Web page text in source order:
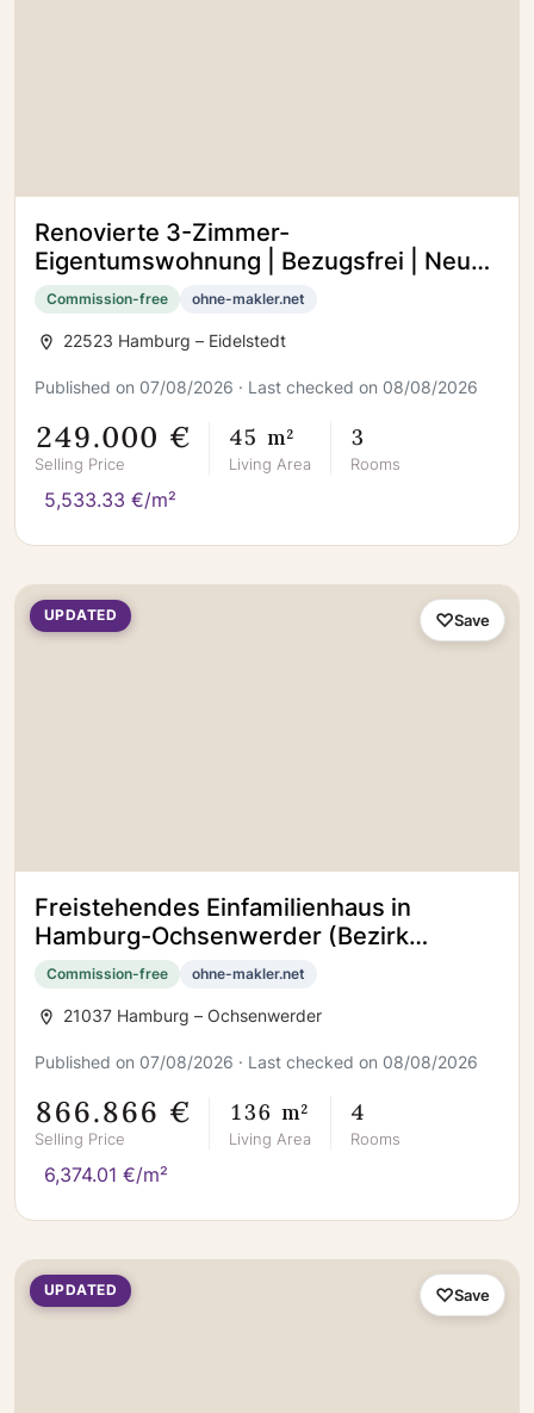
Renovierte 3-Zimmer-
Eigentumswohnung | Bezugsfrei | Neuer
Vinylboden
Commission-free ohne-makler.net
22523 Hamburg – Eidelstedt
Published on 07/08/2026 · Last checked on 08/08/2026
249.000 €
Selling Price
45 m²
Living Area
3
Rooms
5,533.33 €/m²
UPDATED
Freistehendes Einfamilienhaus in
Hamburg-Ochsenwerder (Bezirk
Bergedorf)
Commission-free ohne-makler.net
21037 Hamburg – Ochsenwerder
Published on 07/08/2026 · Last checked on 08/08/2026
866.866 €
Selling Price
136 m²
Living Area
4
Rooms
6,374.01 €/m²
Save
UPDATED Save